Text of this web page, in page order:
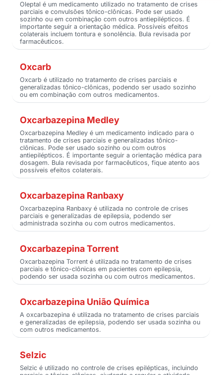
Oleptal é um medicamento utilizado no tratamento de crises
parciais e convulsões tônico-clônicas. Pode ser usado
sozinho ou em combinação com outros antiepilépticos. É
importante seguir a orientação médica. Possíveis efeitos
colaterais incluem tontura e sonolência. Bula revisada por
farmacêuticos.
Oxcarb
Oxcarb é utilizado no tratamento de crises parciais e
generalizadas tônico-clônicas, podendo ser usado sozinho
ou em combinação com outros medicamentos.
Oxcarbazepina Medley
Oxcarbazepina Medley é um medicamento indicado para o
tratamento de crises parciais e generalizadas tônico-
clônicas. Pode ser usado sozinho ou com outros
antiepilépticos. É importante seguir a orientação médica para
dosagem. Bula revisada por farmacêuticos, fique atento aos
possíveis efeitos colaterais.
Oxcarbazepina Ranbaxy
Oxcarbazepina Ranbaxy é utilizada no controle de crises
parciais e generalizadas de epilepsia, podendo ser
administrada sozinha ou com outros medicamentos.
Oxcarbazepina Torrent
Oxcarbazepina Torrent é utilizada no tratamento de crises
parciais e tônico-clônicas em pacientes com epilepsia,
podendo ser usada sozinha ou com outros medicamentos.
Oxcarbazepina União Química
A oxcarbazepina é utilizada no tratamento de crises parciais
e generalizadas de epilepsia, podendo ser usada sozinha ou
com outros medicamentos.
Selzic
Selzic é utilizado no controle de crises epilépticas, incluindo